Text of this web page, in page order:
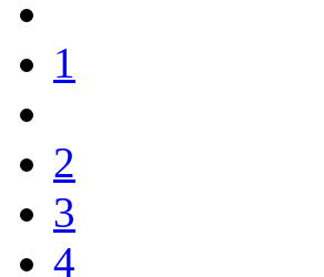
1
2
3
4